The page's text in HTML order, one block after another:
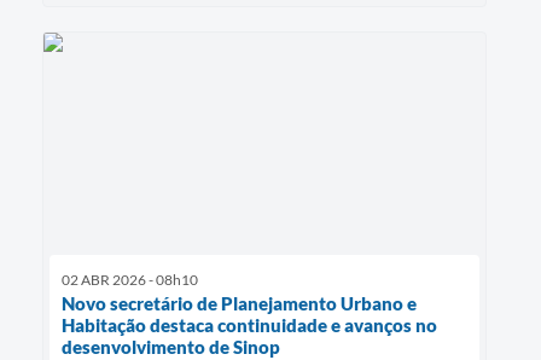
02 ABR 2026 - 08h10
Novo secretário de Planejamento Urbano e
Habitação destaca continuidade e avanços no
desenvolvimento de Sinop